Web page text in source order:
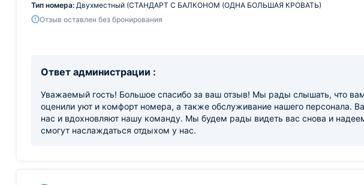
Тип номера: Двухместный (СТАНДАРТ С БАЛКОНОМ (ОДНА БОЛЬШАЯ КРОВАТЬ)
Отзыв оставлен без бронирования
Ответ администрации :
Уважаемый гость! Большое спасибо за ваш отзыв! Мы рады слышать, что
оценили уют и комфорт номера, а также обслуживание нашего персонала.
нас и вдохновляют нашу команду. Мы будем рады видеть вас снова и
смогут наслаждаться отдыхом у нас.